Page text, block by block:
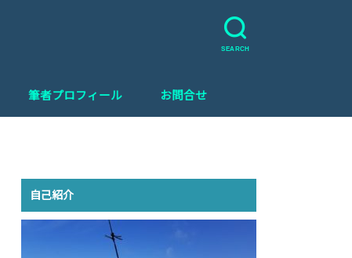
SEARCH
筆者プロフィール お問合せ
自己紹介